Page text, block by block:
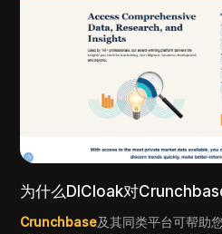
为什么DICloak对
Crunchbase及其同类平台可帮助